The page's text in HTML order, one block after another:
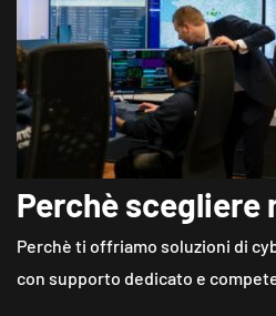
Perchè scegliere
Perchè ti offriamo soluzioni di
con supporto dedicato e